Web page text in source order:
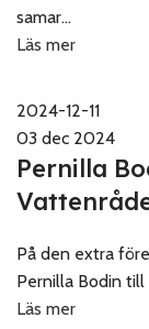
samar...
Läs mer
2024-12-11
03 dec 2024
Pernilla
På den extra
Pernilla Bodin
Läs mer